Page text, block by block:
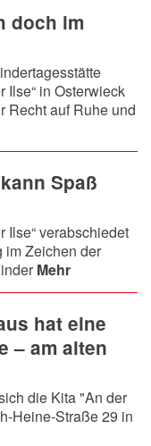
doch im
Ilse“ in Osterwieck
Recht auf Ruhe und
Spaß
Ilse“ verabschiedet
im Zeichen der
Mehr
hat eine
– am alten
die Kita "An der
Heine-Straße 29 in